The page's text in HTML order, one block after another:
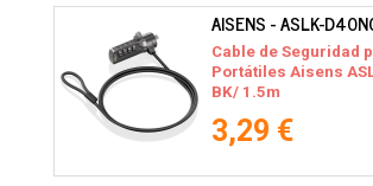
AISENS - ASLK-
Cable de Seguridad
Portátiles Aisens
BK/ 1.5m
3,29 €